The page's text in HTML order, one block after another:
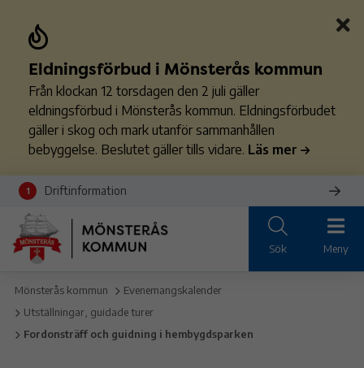
Eldningsförbud i Mönsterås kommun
Från klockan 12 torsdagen den 2 juli gäller
eldningsförbud i Mönsterås kommun. Eldningsförbudet
gäller i skog och mark utanför sammanhållen
bebyggelse. Beslutet gäller tills vidare. Läs mer
1 Driftinformation
Sök Meny
Mönsterås kommun
Evenemangskalender
Utställningar, guidade turer
Fordonsträff och guidning i hembygdsparken